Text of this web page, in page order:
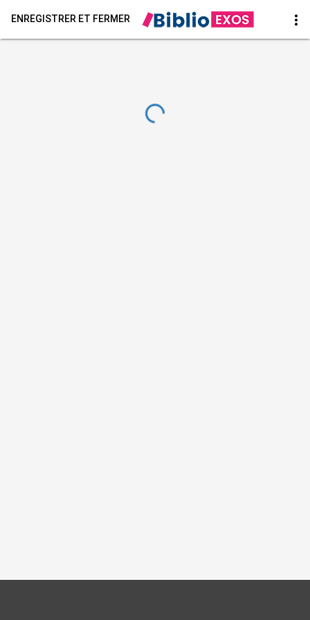
ENREGISTRER ET FERMER more_vert